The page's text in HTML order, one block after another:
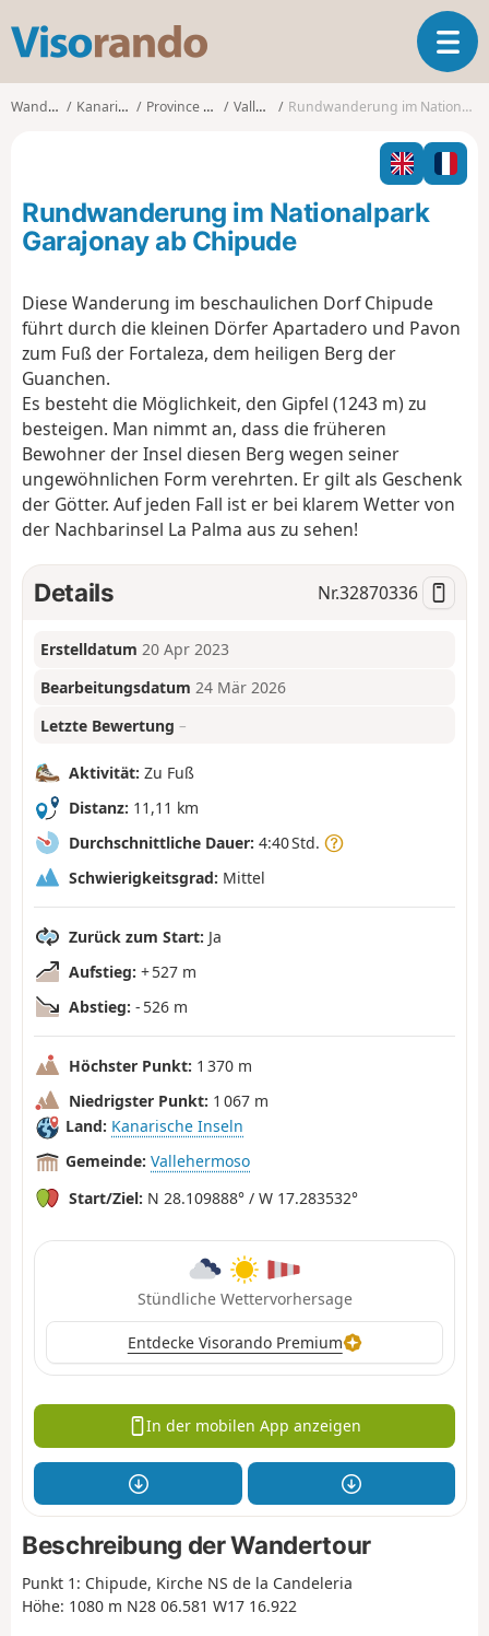
s
o
T
o
l
n
t
Wanderungen Kanarische Inseln Province de Las Palmas Vallehermoso Rundwanderung im Nationalpark Garajonay ab Chipude
Rundwanderung im Nationalpark
Garajonay ab Chipude
Diese Wanderung im beschaulichen Dorf Chipude
führt durch die kleinen Dörfer Apartadero und Pavon
zum Fuß der Fortaleza, dem heiligen Berg der
Guanchen.
Es besteht die Möglichkeit, den Gipfel (1243 m) zu
besteigen. Man nimmt an, dass die früheren
Bewohner der Insel diesen Berg wegen seiner
ungewöhnlichen Form verehrten. Er gilt als Geschenk
der Götter. Auf jeden Fall ist er bei klarem Wetter von
der Nachbarinsel La Palma aus zu sehen!
Details Nr.32870336
Erstelldatum 20 Apr 2023
Bearbeitungsdatum 24 Mär 2026
Letzte Bewertung –
Aktivität: Zu Fuß
Distanz: 11,11 km
Durchschnittliche Dauer: 4:40 Std.
Schwierigkeitsgrad: Mittel
Zurück zum Start: Ja
Aufstieg: + 527 m
Abstieg: - 526 m
Höchster Punkt: 1 370 m
Niedrigster Punkt: 1 067 m
Land: Kanarische Inseln
Gemeinde: Vallehermoso
Start/Ziel: N 28.109888° / W 17.283532°
Stündliche Wettervorhersage
Entdecke Visorando Premium
In der mobilen App anzeigen
Beschreibung der Wandertour
Punkt 1: Chipude, Kirche NS de la Candeleria
Höhe: 1080 m N28 06.581 W17 16.922